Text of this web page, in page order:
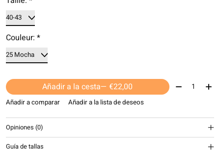
Couleur: *
Añadir a la cesta — €22,00 Cantidad:
Añadir a comparar Añadir a la lista de deseos
Opiniones (0)
Guía de tallas